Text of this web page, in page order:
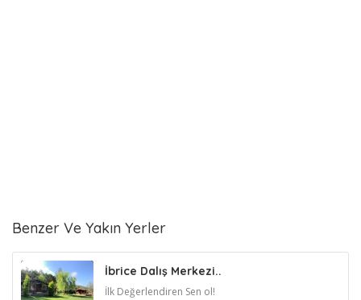
Benzer Ve Yakın Yerler
İbrice Dalış Merkezi..
İlk Değerlendiren Sen ol!